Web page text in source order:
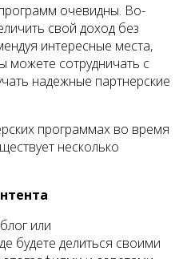
очевидны. Во-
свой доход без
интересные места,
можете сотрудничать с
надежные партнерские
программах во время
несколько
или
будете делиться своими